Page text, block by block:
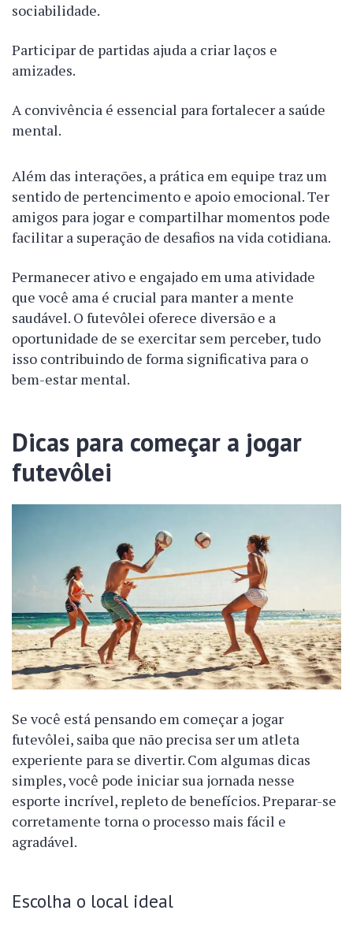
sociabilidade.
Participar de partidas ajuda a criar laços e
amizades.
A convivência é essencial para fortalecer a saúde
mental.
Além das interações, a prática em equipe traz um
sentido de pertencimento e apoio emocional. Ter
amigos para jogar e compartilhar momentos pode
facilitar a superação de desafios na vida cotidiana.
Permanecer ativo e engajado em uma atividade
que você ama é crucial para manter a mente
saudável. O futevôlei oferece diversão e a
oportunidade de se exercitar sem perceber, tudo
isso contribuindo de forma significativa para o
bem-estar mental.
Dicas para começar a jogar
futevôlei
Se você está pensando em começar a jogar
futevôlei, saiba que não precisa ser um atleta
experiente para se divertir. Com algumas dicas
simples, você pode iniciar sua jornada nesse
esporte incrível, repleto de benefícios. Preparar-se
corretamente torna o processo mais fácil e
agradável.
Escolha o local ideal